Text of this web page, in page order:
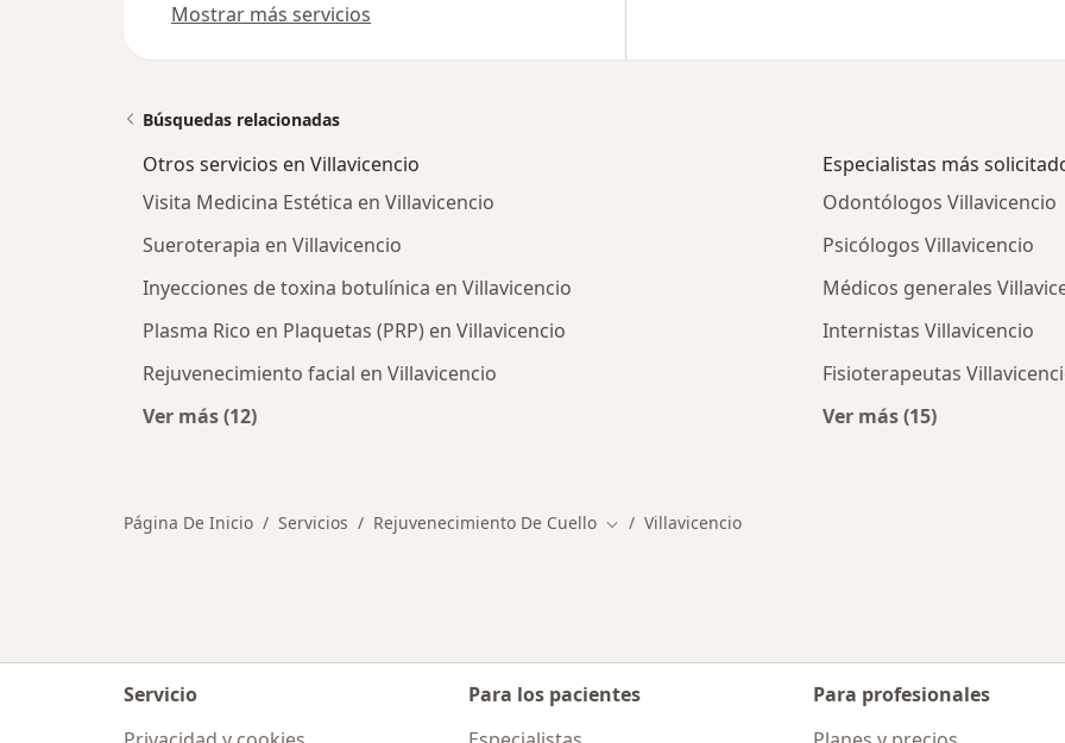
Mostrar más servicios
Búsquedas relacionadas
Otros servicios en Villavicencio
Visita Medicina Estética en Villavicencio
Sueroterapia en Villavicencio
Inyecciones de toxina botulínica en Villavicencio
Plasma Rico en Plaquetas (PRP) en Villavicencio
Rejuvenecimiento facial en Villavicencio
Ver más (12)
Especialistas más
Odontólogos Villavicencio
Psicólogos Villavicencio
Médicos generales
Internistas Villavicencio
Fisioterapeutas
Ver más (15)
Página De Inicio Servicios Rejuvenecimiento De Cuello Cambiar de ciudad
Villavicencio
Servicio
Para los pacientes
Para profesionales